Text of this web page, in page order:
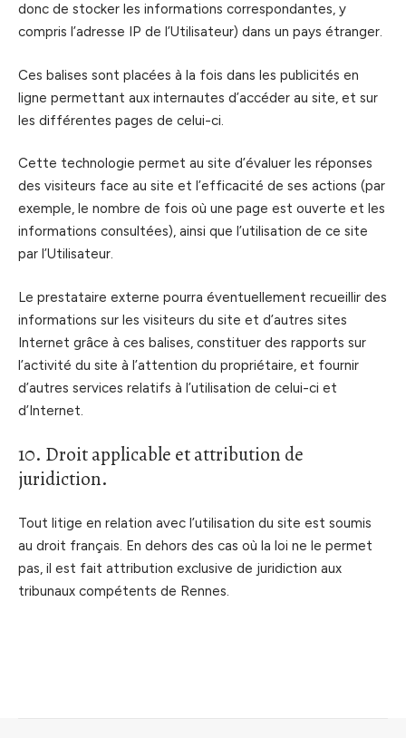
donc de stocker les informations correspondantes, y
compris l’adresse IP de l’Utilisateur) dans un pays étranger.
Ces balises sont placées à la fois dans les publicités en
ligne permettant aux internautes d’accéder au site, et sur
les différentes pages de celui-ci.
Cette technologie permet au site d’évaluer les réponses
des visiteurs face au site et l’efficacité de ses actions (par
exemple, le nombre de fois où une page est ouverte et les
informations consultées), ainsi que l’utilisation de ce site
par l’Utilisateur.
Le prestataire externe pourra éventuellement recueillir des
informations sur les visiteurs du site et d’autres sites
Internet grâce à ces balises, constituer des rapports sur
l’activité du site à l’attention du propriétaire, et fournir
d’autres services relatifs à l’utilisation de celui-ci et
d’Internet.
10. Droit applicable et attribution de
juridiction.
Tout litige en relation avec l’utilisation du site est soumis
au droit français. En dehors des cas où la loi ne le permet
pas, il est fait attribution exclusive de juridiction aux
tribunaux compétents de Rennes.